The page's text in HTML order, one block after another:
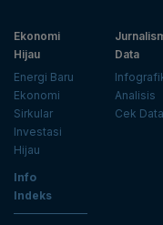
Ekonomi
Hijau
Energi Baru
Ekonomi
Sirkular
Investasi
Hijau
Data
Analisis
Cek Data
Info
Indeks